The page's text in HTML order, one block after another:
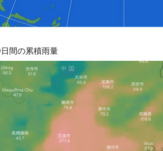
間の累積雨量